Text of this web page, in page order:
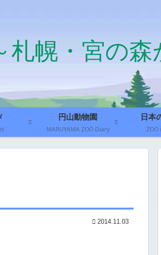
幌・宮の森
円山動物園
MARUYAMA ZOO Diary
日本
ZOO
2014.11.03